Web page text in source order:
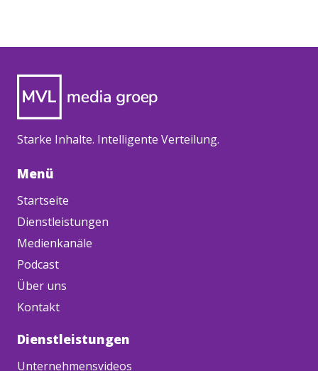
Starke Inhalte. Intelligente Verteilung.
Menü
Startseite
Dienstleistungen
Medienkanäle
Podcast
Über uns
Kontakt
Dienstleistungen
Unternehmensvideos